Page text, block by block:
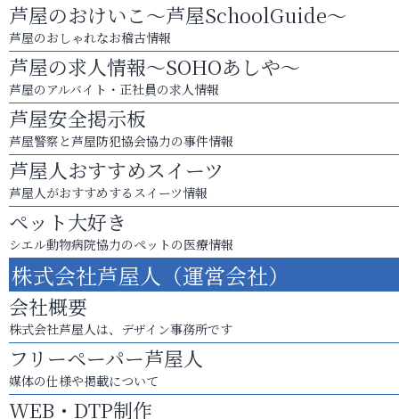
芦屋のおけいこ～芦屋SchoolGuide～
芦屋のおしゃれなお稽古情報
芦屋の求人情報～SOHOあしや～
芦屋のアルバイト・正社員の求人情報
芦屋安全掲示板
芦屋警察と芦屋防犯協会協力の事件情報
芦屋人おすすめスイーツ
芦屋人がおすすめするスイーツ情報
ペット大好き
シエル動物病院協力のペットの医療情報
株式会社芦屋人（運営会社）
会社概要
株式会社芦屋人は、デザイン事務所です
フリーペーパー芦屋人
媒体の仕様や掲載について
WEB・DTP制作